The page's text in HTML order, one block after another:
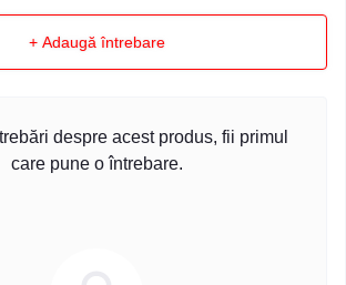
+ Adaugă întrebare
despre acest produs, fii primul
care pune o întrebare.